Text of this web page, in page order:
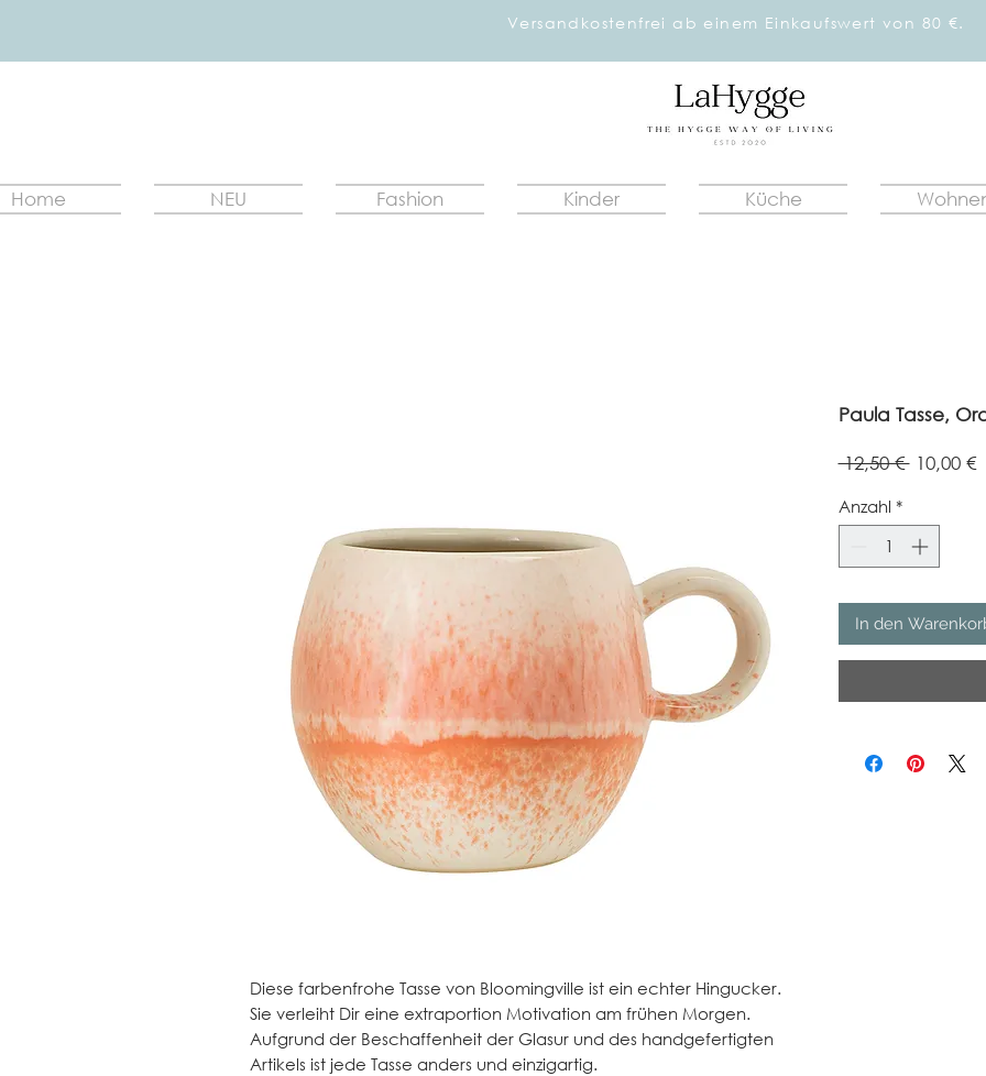
Versandkostenfrei ab einem Einkaufswert von 80 €.
Home NEU Fashion Kinder Küche
Diese farbenfrohe Tasse von Bloomingville ist ein echter Hingucker.
Sie verleiht Dir eine extraportion Motivation am frühen Morgen.
Aufgrund der Beschaffenheit der Glasur und des handgefertigten
Artikels ist jede Tasse anders und einzigartig.
Paula Tasse,
12,50 € 10,00 €
Anzahl *
In den